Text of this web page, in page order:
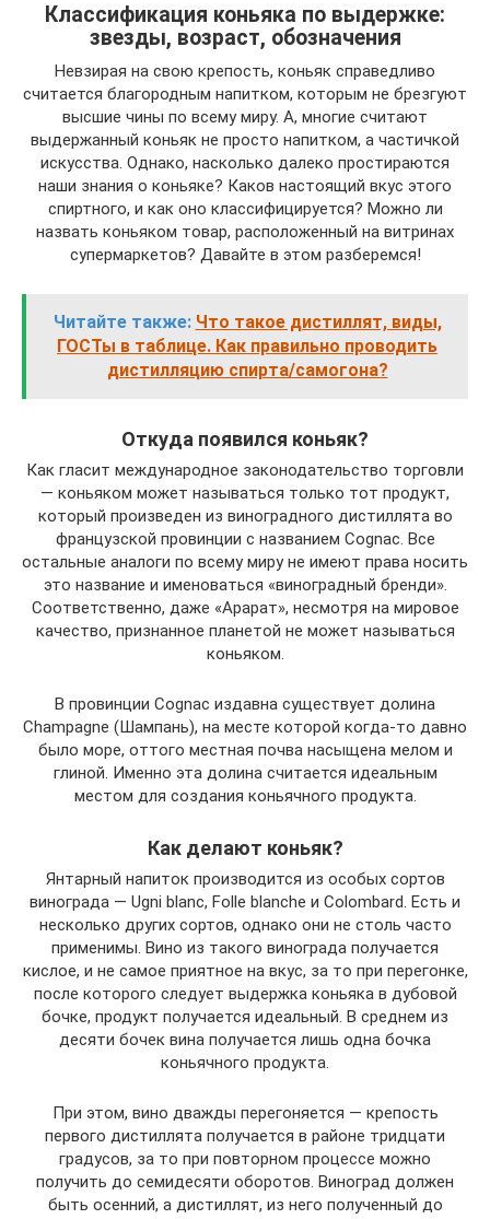
Классификация коньяка по выдержке:
звезды, возраст, обозначения
Невзирая на свою крепость, коньяк справедливо
считается благородным напитком, которым не брезгуют
высшие чины по всему миру. А, многие считают
выдержанный коньяк не просто напитком, а частичкой
искусства. Однако, насколько далеко простираются
наши знания о коньяке? Каков настоящий вкус этого
спиртного, и как оно классифицируется? Можно ли
назвать коньяком товар, расположенный на витринах
супермаркетов? Давайте в этом разберемся!
Читайте также: Что такое дистиллят, виды,
ГОСТы в таблице. Как правильно проводить
дистилляцию спирта/самогона?
Откуда появился коньяк?
Как гласит международное законодательство торговли
— коньяком может называться только тот продукт,
который произведен из виноградного дистиллята во
французской провинции с названием Cognac. Все
остальные аналоги по всему миру не имеют права носить
это название и именоваться «виноградный бренди».
Соответственно, даже «Арарат», несмотря на мировое
качество, признанное планетой не может называться
коньяком.
В провинции Cognac издавна существует долина
Champagne (Шампань), на месте которой когда-то давно
было море, оттого местная почва насыщена мелом и
глиной. Именно эта долина считается идеальным
местом для создания коньячного продукта.
Как делают коньяк?
Янтарный напиток производится из особых сортов
винограда — Ugni blanc, Folle blanche и Colombard. Есть и
несколько других сортов, однако они не столь часто
применимы. Вино из такого винограда получается
кислое, и не самое приятное на вкус, за то при перегонке,
после которого следует выдержка коньяка в дубовой
бочке, продукт получается идеальный. В среднем из
десяти бочек вина получается лишь одна бочка
коньячного продукта.
При этом, вино дважды перегоняется — крепость
первого дистиллята получается в районе тридцати
градусов, за то при повторном процессе можно
получить до семидесяти оборотов. Виноград должен
быть осенний, а дистиллят, из него полученный до